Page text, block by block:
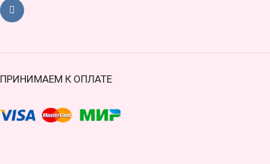
ПРИНИМАЕМ К ОПЛАТЕ